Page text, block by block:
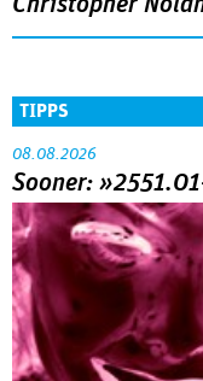
TIPPS
08.08.2026
Sooner: